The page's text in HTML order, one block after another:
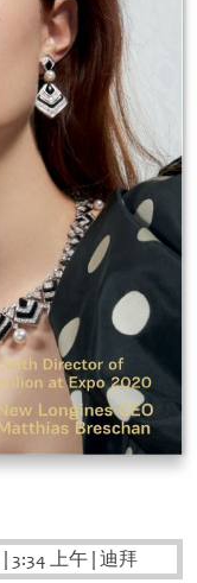
3:34 上午 迪拜